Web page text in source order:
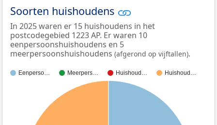
Soorten huishoudens
In 2025 waren er 15 huishoudens in het
postcodegebied 1223 AP. Er waren 10
eenpersoonshuishoudens en 5
meerpersoonshuishoudens (afgerond op vijftallen).
Eenperso… Meerpers… Huishoud… Huishoud…